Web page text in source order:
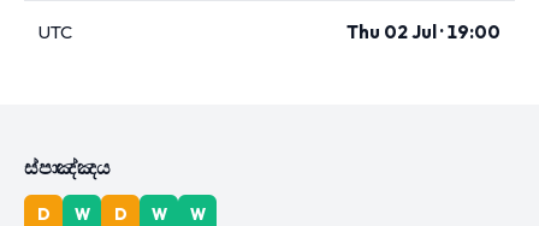
UTC Thu 02 Jul · 19:00
ස්පාඤ්ඤය
D W D W W